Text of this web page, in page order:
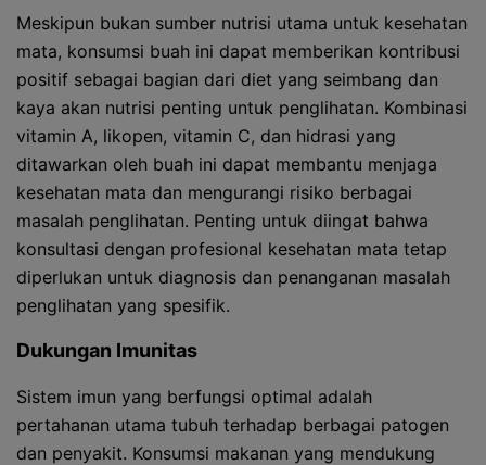
Meskipun bukan sumber nutrisi utama untuk kesehatan
mata, konsumsi buah ini dapat memberikan kontribusi
positif sebagai bagian dari diet yang seimbang dan
kaya akan nutrisi penting untuk penglihatan. Kombinasi
vitamin A, likopen, vitamin C, dan hidrasi yang
ditawarkan oleh buah ini dapat membantu menjaga
kesehatan mata dan mengurangi risiko berbagai
masalah penglihatan. Penting untuk diingat bahwa
konsultasi dengan profesional kesehatan mata tetap
diperlukan untuk diagnosis dan penanganan masalah
penglihatan yang spesifik.
Dukungan Imunitas
Sistem imun yang berfungsi optimal adalah
pertahanan utama tubuh terhadap berbagai patogen
dan penyakit. Konsumsi makanan yang mendukung